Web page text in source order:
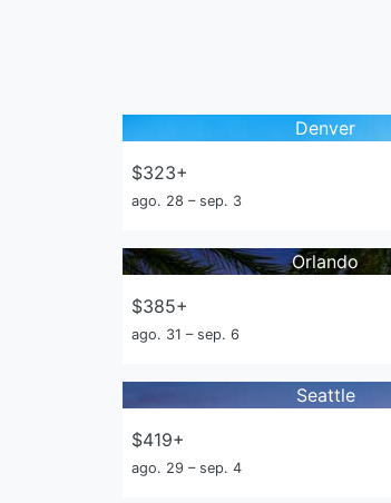
Denver
$323+
ago. 28 – sep. 3
Orlando
$385+
ago. 31 – sep. 6
Seattle
$419+
ago. 29 – sep. 4